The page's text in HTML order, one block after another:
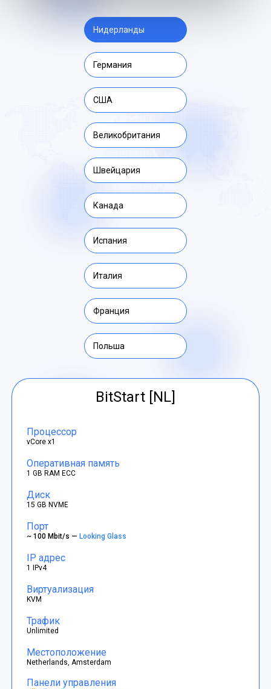
Нидерланды
Германия
США
Великобритания
Швейцария
Канада
Испания
Италия
Франция
Польша
BitStart [NL]
Процессор
vCore x1
Оперативная память
1 GB RAM ECC
Диск
15 GB NVME
Порт
~ 100 Mbit/s —Looking Glass
IP адрес
1 IPv4
Виртуализация
KVM
Трафик
Unlimited
Местоположение
Netherlands, Amsterdam
Панели управления